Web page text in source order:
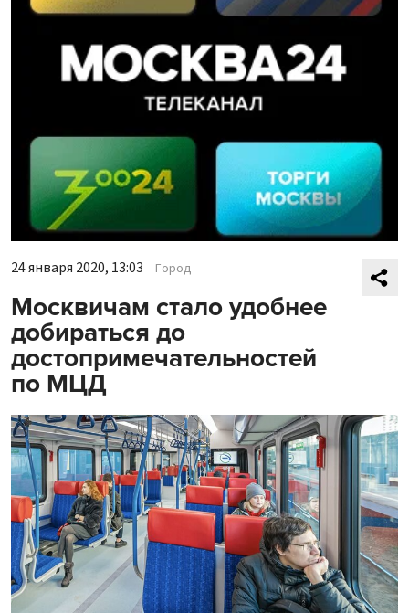
24 января 2020, 13:03 Город
Москвичам стало удобнее
добираться до
достопримечательностей
по МЦД